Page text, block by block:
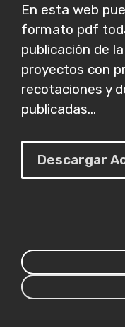
En esta web
formato pdf
publicación de
proyectos con
recotaciones y
publicadas...
Descargar